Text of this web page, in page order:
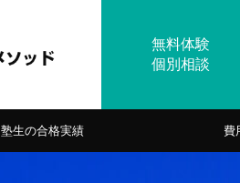
塾生の合格実績 費